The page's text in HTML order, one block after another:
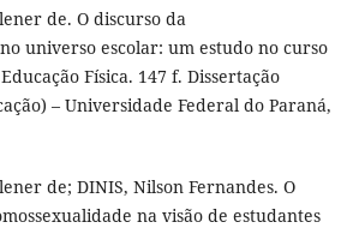
de. O discurso da
universo escolar: um estudo no curso
Física. 147 f. Dissertação
– Universidade Federal do Paraná,
de; DINIS, Nilson Fernandes. O
na visão de estudantes